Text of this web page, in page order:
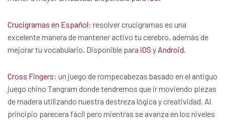
Crucigramas en Español: resolver crucigramas es una
excelente manera de mantener activo tu cerebro, además de
mejorar tu vocabulario. Disponible para iOS y Android.
Cross Fingers: un juego de rompecabezas basado en el antiguo
juego chino Tangram donde tendremos que ir moviendo piezas
de madera utilizando nuestra destreza lógica y creatividad. Al
principio parecera fácil pero mientras se avanza en los niveles